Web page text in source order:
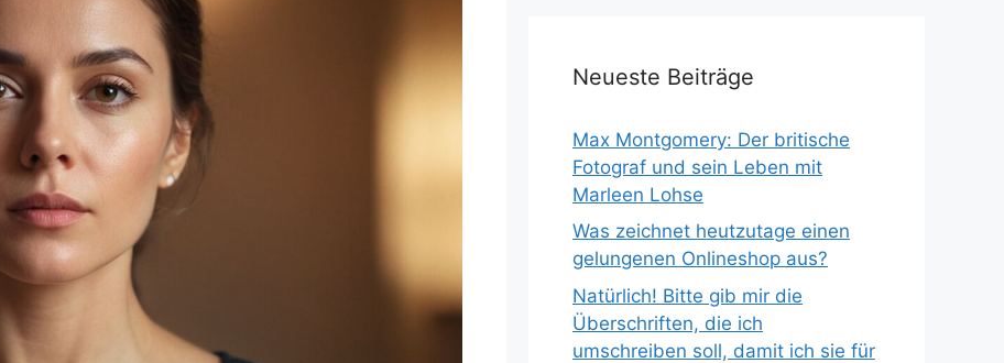
Neueste Beiträge
Max Montgomery: Der britische
Fotograf und sein Leben mit
Marleen Lohse
Was zeichnet heutzutage einen
gelungenen Onlineshop aus?
Natürlich! Bitte gib mir die
Überschriften, die ich
umschreiben soll, damit ich sie für